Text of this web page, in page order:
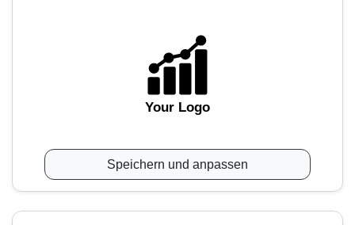
Your Logo
Speichern und anpassen